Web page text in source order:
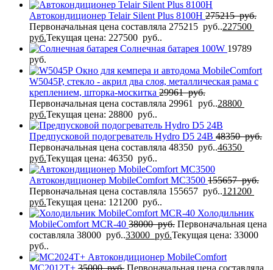
Автокондиционер Telair Silent Plus 8100H 275215руб.
Первоначальная цена составляла 275215 руб..227500
руб.Текущая цена: 227500 руб..
Солнечная батарея 100W 19789
руб.
Окно для кемпера и автодома MobileComfort
W5045P, стекло - акрил два слоя, металлическая рама с
креплением, шторка-москитка 29961руб.
Первоначальная цена составляла 29961 руб..28800
руб.Текущая цена: 28800 руб..
Предпусковой подогреватель Hydro D5 24В 48350руб.
Первоначальная цена составляла 48350 руб..46350
руб.Текущая цена: 46350 руб..
Автокондиционер MobileComfort MC3500 155657руб.
Первоначальная цена составляла 155657 руб..121200
руб.Текущая цена: 121200 руб..
Холодильник
MobileComfort MCR-40 38000руб. Первоначальная цена
составляла 38000 руб..33000 руб.Текущая цена: 33000
руб..
Автокондиционер MobileComfort